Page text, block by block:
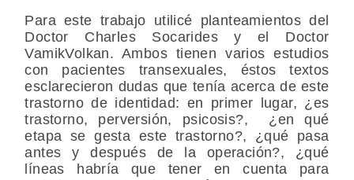
Para este trabajo utilicé planteamientos del
Doctor Charles Socarides y el Doctor
VamikVolkan. Ambos tienen varios estudios
con pacientes transexuales, éstos textos
esclarecieron dudas que tenía acerca de este
trastorno de identidad: en primer lugar, ¿es
trastorno, perversión, psicosis?, ¿en qué
etapa se gesta este trastorno?, ¿qué pasa
antes y después de la operación?, ¿qué
líneas habría que tener en cuenta para